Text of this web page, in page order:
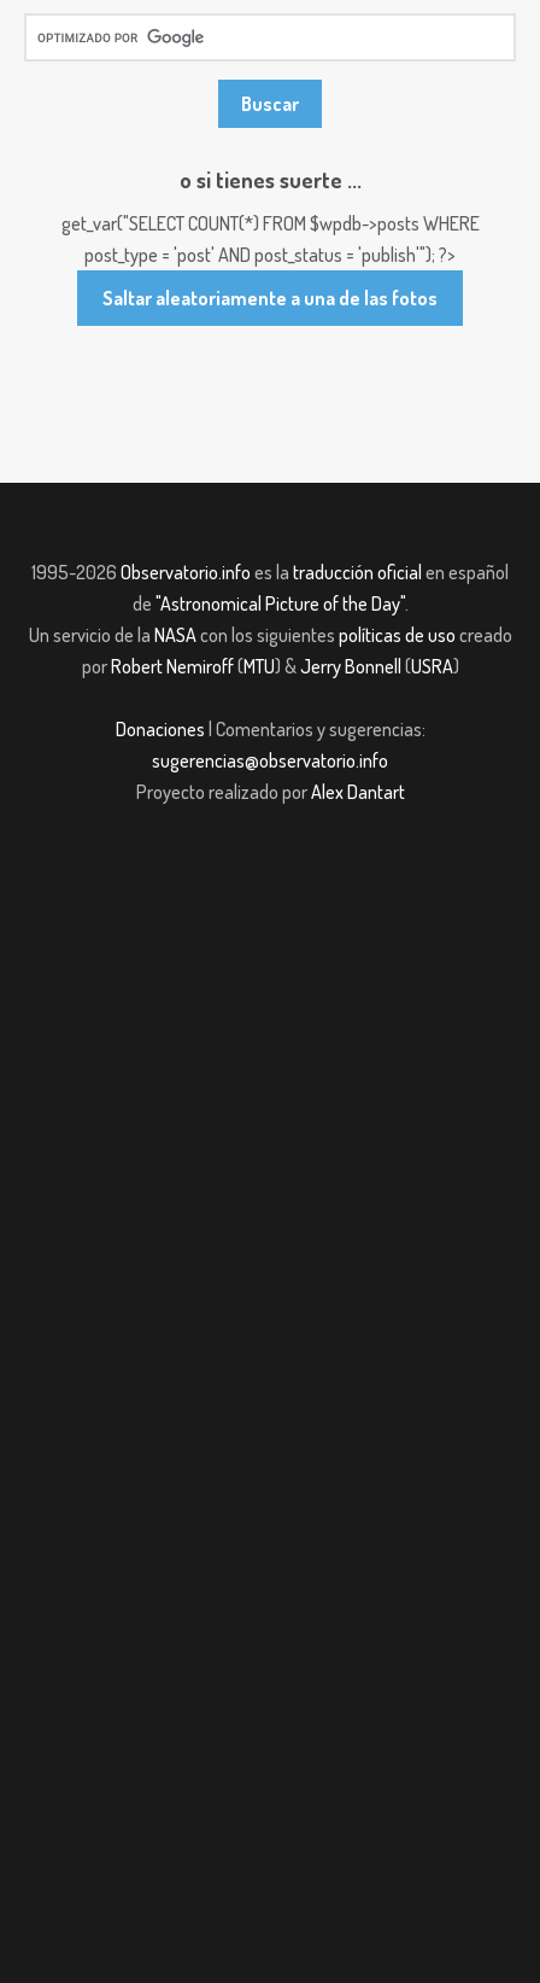
o si tienes suerte ...
get_var("SELECT COUNT(*) FROM $wpdb->posts WHERE
post_type = 'post' AND post_status = 'publish'"); ?>
Saltar aleatoriamente a una de las fotos
1995-2026 Observatorio.info es la traducción oficial en español
de "Astronomical Picture of the Day".
Un servicio de la NASAcon los siguientes políticas de uso creado
porRobert Nemiroff(MTU) &Jerry Bonnell (USRA)
Donaciones | Comentarios y sugerencias:
sugerencias@observatorio.info
Proyecto realizado porAlex Dantart